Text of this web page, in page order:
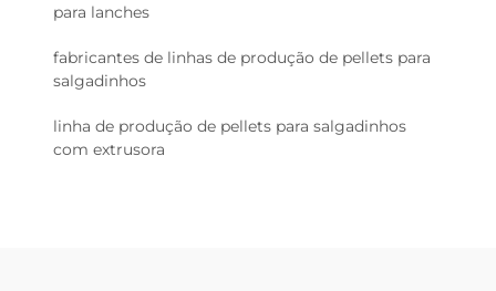
para lanches
fabricantes de linhas de produção de pellets para
salgadinhos
linha de produção de pellets para salgadinhos
com extrusora